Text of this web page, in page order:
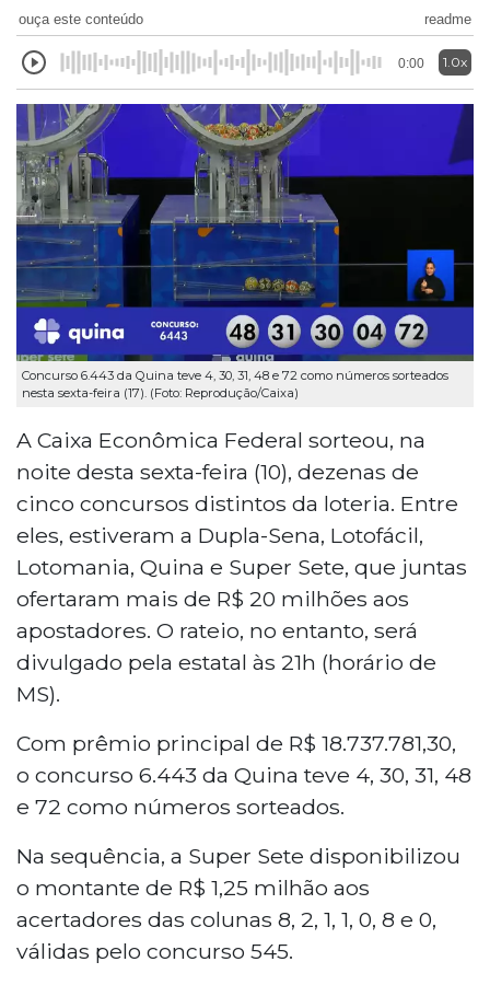
ouça este conteúdo readme
0:00 1.0x
Concurso 6.443 da Quina teve 4, 30, 31, 48 e 72 como números sorteados
nesta sexta-feira (17). (Foto: Reprodução/Caixa)
A Caixa Econômica Federal sorteou, na
noite desta sexta-feira (10), dezenas de
cinco concursos distintos da loteria. Entre
eles, estiveram a Dupla-Sena, Lotofácil,
Lotomania, Quina e Super Sete, que juntas
ofertaram mais de R$ 20 milhões aos
apostadores. O rateio, no entanto, será
divulgado pela estatal às 21h (horário de
MS).
Com prêmio principal de R$ 18.737.781,30,
o concurso 6.443 da Quina teve 4, 30, 31, 48
e 72 como números sorteados.
Na sequência, a Super Sete disponibilizou
o montante de R$ 1,25 milhão aos
acertadores das colunas 8, 2, 1, 1, 0, 8 e 0,
válidas pelo concurso 545.